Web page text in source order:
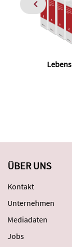
ÜBER UNS
Kontakt
Unternehmen
Mediadaten
Jobs